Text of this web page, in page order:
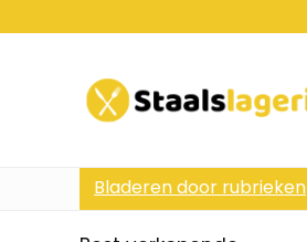
Bladeren door rubrieken